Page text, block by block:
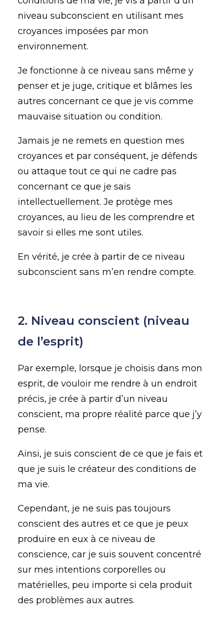
niveau subconscient en utilisant mes
croyances imposées par mon
environnement.
Je fonctionne à ce niveau sans même y
penser et je juge, critique et blâmes les
autres concernant ce que je vis comme
mauvaise situation ou condition.
Jamais je ne remets en question mes
croyances et par conséquent, je défends
ou attaque tout ce qui ne cadre pas
concernant ce que je sais
intellectuellement. Je protège mes
croyances, au lieu de les comprendre et
savoir si elles me sont utiles.
En vérité, je crée à partir de ce niveau
subconscient sans m’en rendre compte.
2. Niveau conscient (niveau
de l’esprit)
Par exemple, lorsque je choisis dans mon
esprit, de vouloir me rendre à un endroit
précis, je crée à partir d’un niveau
conscient, ma propre réalité parce que j’y
pense.
Ainsi, je suis conscient de ce que je fais et
que je suis le créateur des conditions de
ma vie.
Cependant, je ne suis pas toujours
conscient des autres et ce que je peux
produire en eux à ce niveau de
conscience, car je suis souvent concentré
sur mes intentions corporelles ou
matérielles, peu importe si cela produit
des problèmes aux autres.